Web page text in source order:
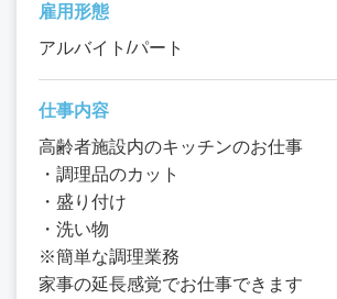
雇用形態
アルバイト/パート
仕事内容
高齢者施設内のキッチンのお仕事
・調理品のカット
・盛り付け
・洗い物
※簡単な調理業務
家事の延長感覚でお仕事できます